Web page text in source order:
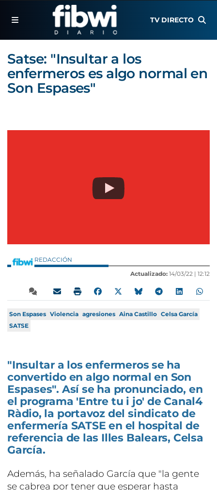
TV DIRECTO
Satse: "Insultar a los
enfermeros es algo normal en
Son Espases"
REDACCIÓN
Actualizado: 14/03/22 | 12:12
Son Espases Violencia agresiones Aina Castillo Celsa García
SATSE
"Insultar a los enfermeros se ha
convertido en algo normal en Son
Espases". Así se ha pronunciado, en
el programa 'Entre tu i jo' de Canal4
Ràdio, la portavoz del sindicato de
enfermería SATSE en el hospital de
referencia de las Illes Balears, Celsa
García.
Además, ha señalado García que "la gente
se cabrea por tener que esperar hasta